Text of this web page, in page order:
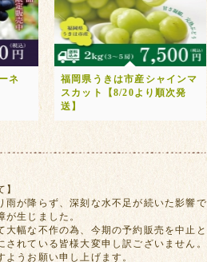
ネ
福岡県うきは市産シャインマ
スカット【8/20より順次発
送】
】
雨が降らず、深刻な水不足が続いた影響で
生じました。
大幅な不作の為、今期の予約販売を中止と
されている皆様大変申し訳ございません。
うお願い申し上げます。